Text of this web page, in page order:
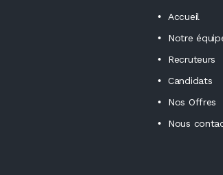
Accueil
Notre
Recruteurs
Candidats
Nos Offres
Nous